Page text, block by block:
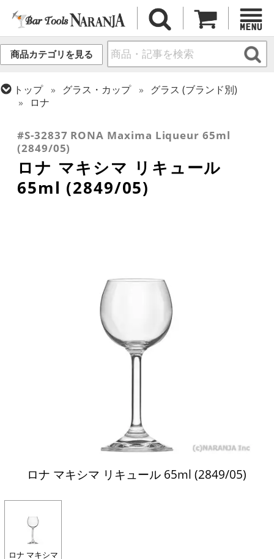
商品カテゴリを見る
トップ グラス・カップ
グラス (ブランド別)
ロナ
スピリッツ・リキュール
#S-32837 RONA Maxima Liqueur 65ml
(2849/05)
ロナ マキシマ リキュール
65ml (2849/05)
ロナ マキシマ リキュール 65ml (2849/05)
ロナ マキシマ